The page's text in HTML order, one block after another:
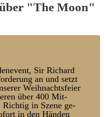
"The Moon"
Sir Richard
an und setzt
Weih­nachts­feier
über 400 Mit­
Richtig in Szene ge­
in den Händen